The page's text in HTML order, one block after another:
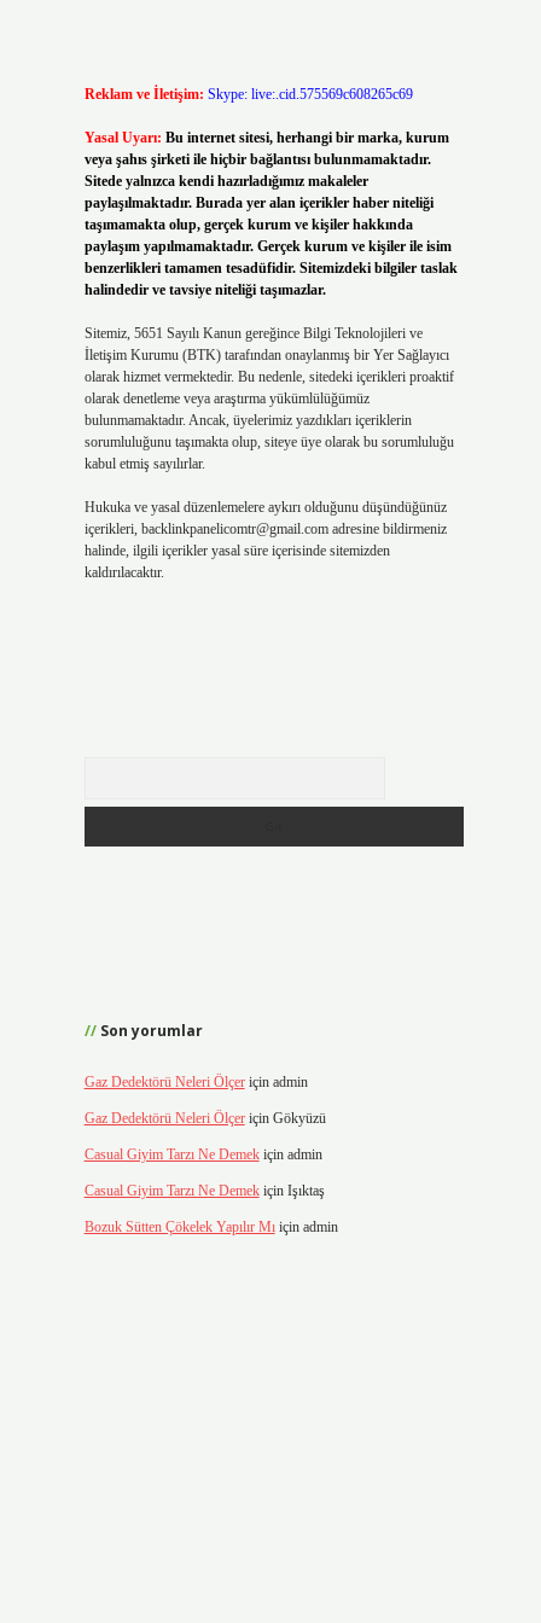
Reklam ve İletişim: Skype: live:.cid.575569c608265c69
Yasal Uyarı: Bu internet sitesi, herhangi bir marka, kurum
veya şahıs şirketi ile hiçbir bağlantısı bulunmamaktadır.
Sitede yalnızca kendi hazırladığımız makaleler
paylaşılmaktadır. Burada yer alan içerikler haber niteliği
taşımamakta olup, gerçek kurum ve kişiler hakkında
paylaşım yapılmamaktadır. Gerçek kurum ve kişiler ile isim
benzerlikleri tamamen tesadüfidir. Sitemizdeki bilgiler taslak
halindedir ve tavsiye niteliği taşımazlar.
Sitemiz, 5651 Sayılı Kanun gereğince Bilgi Teknolojileri ve
İletişim Kurumu (BTK) tarafından onaylanmış bir Yer Sağlayıcı
olarak hizmet vermektedir. Bu nedenle, sitedeki içerikleri proaktif
olarak denetleme veya araştırma yükümlülüğümüz
bulunmamaktadır. Ancak, üyelerimiz yazdıkları içeriklerin
sorumluluğunu taşımakta olup, siteye üye olarak bu sorumluluğu
kabul etmiş sayılırlar.
Hukuka ve yasal düzenlemelere aykırı olduğunu düşündüğünüz
içerikleri, backlinkpanelicomtr@gmail.comadresine bildirmeniz
halinde, ilgili içerikler yasal süre içerisinde sitemizden
kaldırılacaktır.
Son yorumlar
Gaz Dedektörü Neleri Ölçeriçin admin
Gaz Dedektörü Neleri Ölçeriçin Gökyüzü
Casual Giyim Tarzı Ne Demekiçin admin
Casual Giyim Tarzı Ne Demekiçin Işıktaş
Bozuk Sütten Çökelek Yapılır Mıiçin admin